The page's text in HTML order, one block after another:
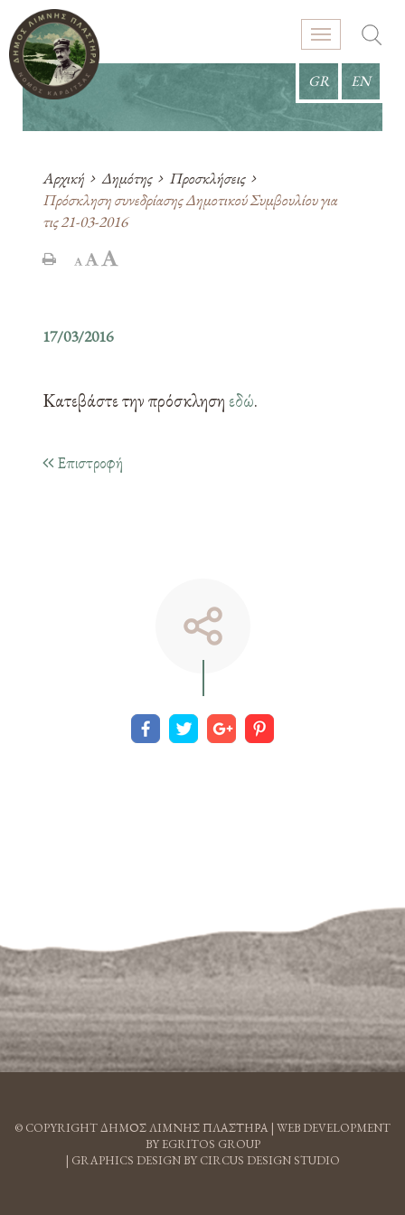
GR EN
Αρχική Δημότης
Προσκλήσεις
Πρόσκληση συνεδρίασης Δημοτικού Συμβουλίου για
τις 21-03-2016
17/03/2016
Κατεβάστε την πρόσκληση εδώ.
Επιστροφή
© COPYRIGHT ΔΗΜΟΣ ΛΙΜΝΗΣ ΠΛΑΣΤΗΡΑ | WEB DEVELOPMENT
BY EGRITOS GROUP
| GRAPHICS DESIGN BY CIRCUS DESIGN STUDIO